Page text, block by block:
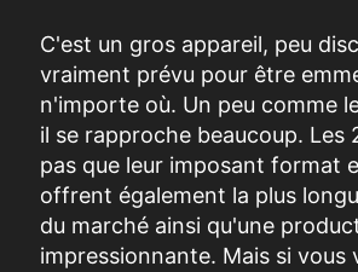
C'est un gros appareil, peu
vraiment prévu pour être
n'importe où. Un peu comme
il se rapproche beaucoup. Les
pas que leur imposant format
offrent également la plus
du marché ainsi qu'une
impressionnante. Mais si vous